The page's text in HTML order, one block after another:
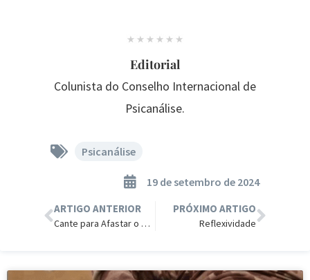
Editorial
Colunista do Conselho Internacional de
Psicanálise.
Psicanálise
19 de setembro de 2024
ARTIGO ANTERIOR
Cante para Afastar o Esfaqueador, Recomenda Polícia Alemã.
PRÓXIMO ARTIGO
Reflexividade